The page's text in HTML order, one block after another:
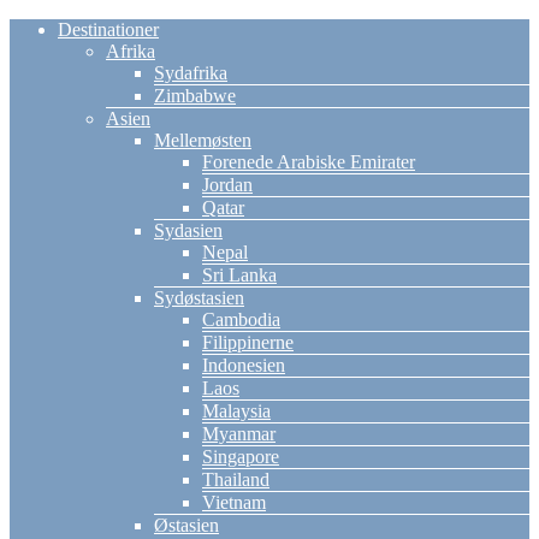
Destinationer
Afrika
Sydafrika
Zimbabwe
Asien
Mellemøsten
Forenede Arabiske Emirater
Jordan
Qatar
Sydasien
Nepal
Sri Lanka
Sydøstasien
Cambodia
Filippinerne
Indonesien
Laos
Malaysia
Myanmar
Singapore
Thailand
Vietnam
Østasien